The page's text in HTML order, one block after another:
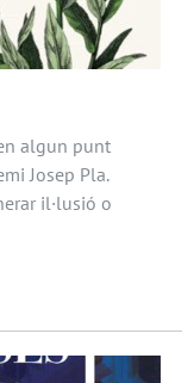
algun punt
Josep Pla.
il·lusió o